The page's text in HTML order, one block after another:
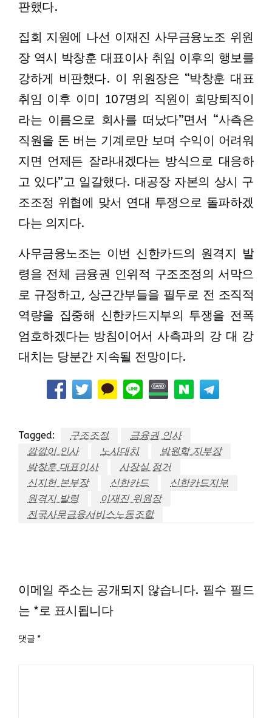
판했다.
집회 지원에 나선 이재진 사무금융노조 위원
장 역시 박창훈 대표이사 취임 이후의 행보를
강하게 비판했다. 이 위원장은 “박창훈 대표
취임 이후 이미 107명의 직원이 희망퇴직이
라는 이름으로 회사를 떠났다”면서 “사측은
직원을 돈 버는 기계로만 보며 수익이 어려워
지면 언제든 잘라내겠다는 방식으로 대응하
고 있다”고 일갈했다. 대공장 자본의 상시 구
조조정 위협에 맞서 연대 투쟁으로 돌파하겠
다는 의지다.
사무금융노조는 이번 신한카드의 원격지 발
령을 전체 금융권 인위적 구조조정의 서막으
로 규정하고, 상근간부들을 필두로 전 조직적
역량을 집중해 신한카드지부의 투쟁을 전폭
엄호하겠다는 방침이어서 사측과의 강 대 강
대치는 당분간 지속될 전망이다.
Tagged: 구조조정
금융권 인사
깜깜이 인사
노사대치
박원학 지부장
박창훈 대표이사
사장실 점거
신지헌 본부장
신한카드
신한카드지부
원격지 발령
이재진 위원장
전국사무금융서비스노동조합
이메일 주소는 공개되지 않습니다. 필수 필드
는 *로 표시됩니다
댓글 *